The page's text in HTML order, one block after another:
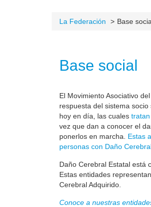
La Federación Base
Base social
El Movimiento Asociativo del
respuesta del sistema
hoy en día, las cuales
vez que dan a conocer el
ponerlos en marcha. Estas
personas con Daño
Daño Cerebral Estatal está
Estas entidades
Cerebral Adquirido.
Conoce a nuestras